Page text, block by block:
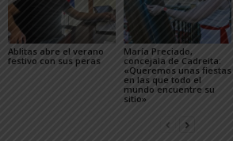
Ablitas abre el verano
festivo con sus peras
María Preciado,
concejala de Cadreita:
«Queremos unas fiestas
en las que todo el
mundo encuentre su
sitio»